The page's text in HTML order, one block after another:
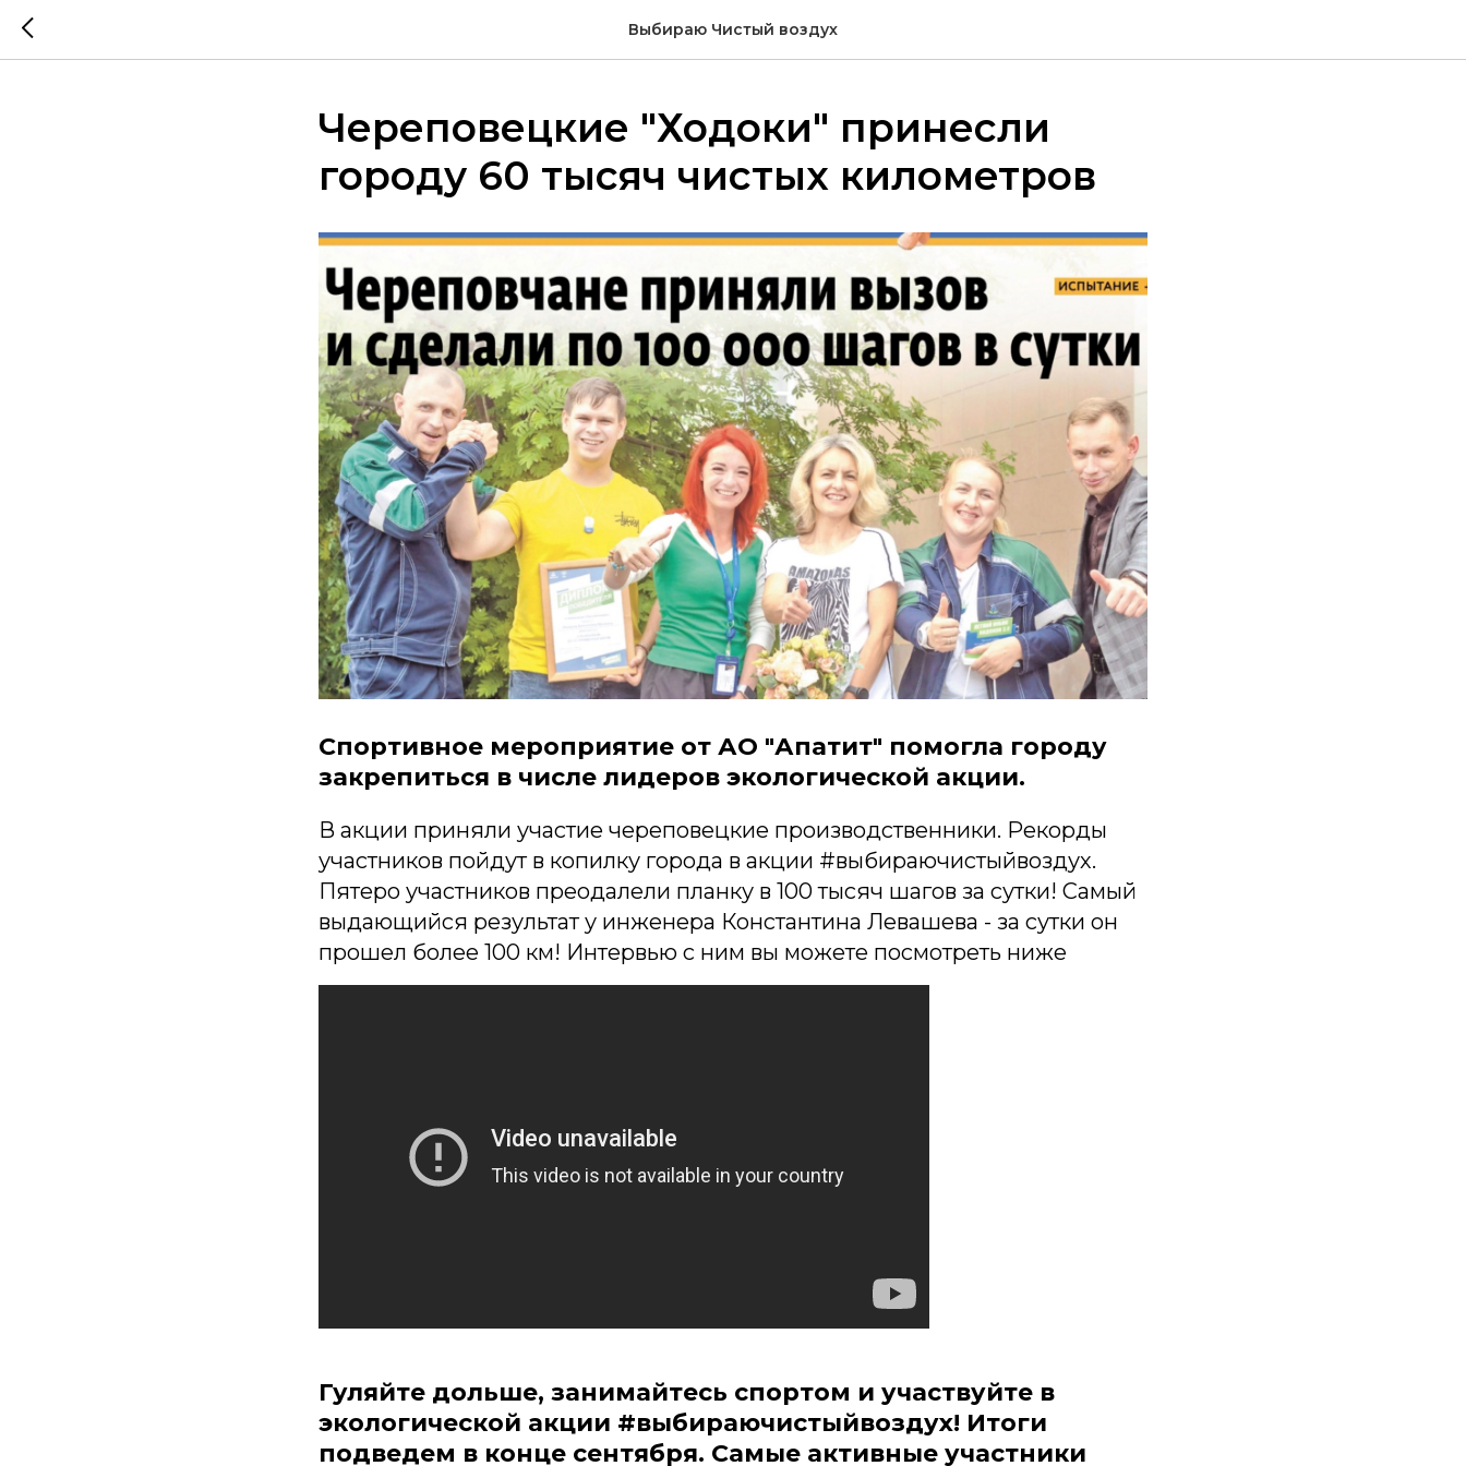
Выбираю Чистый воздух
Череповецкие "Ходоки" принесли
городу 60 тысяч чистых километров
Спортивное мероприятие от АО "Апатит" помогла городу
закрепиться в числе лидеров экологической акции.
В акции приняли участие череповецкие производственники. Рекорды
участников пойдут в копилку города в акции #выбираючистыйвоздух.
Пятеро участников преодалели планку в 100 тысяч шагов за сутки! Самый
выдающийся результат у инженера Константина Левашева - за сутки он
прошел более 100 км! Интервью с ним вы можете посмотреть ниже
Гуляйте дольше, занимайтесь спортом и участвуйте в
экологической акции #выбираючистыйвоздух! Итоги
подведем в конце сентября. Cамые активные участники